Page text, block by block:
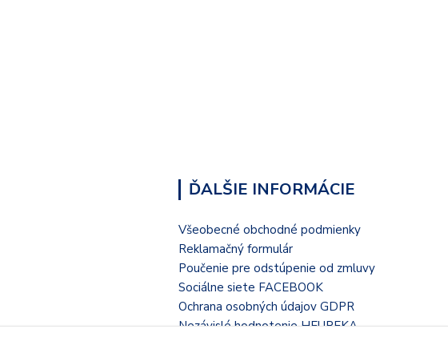
ĎALŠIE INFORMÁCIE
Všeobecné obchodné podmienky
Reklamačný formulár
Poučenie pre odstúpenie od zmluvy
Sociálne siete FACEBOOK
Ochrana osobných údajov GDPR
Nezávislé hodnotenie HEUREKA